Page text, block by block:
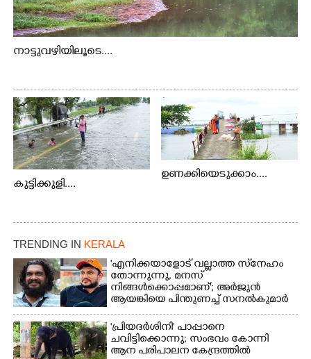
നാട്ടുവഴിയിലൂടെ....
കുട്ടിക്കുളി....
ഉണക്കിയെടുക്കാം....
TRENDING IN KERALA
'എനിക്കയാളോട് വല്ലാത്ത സ്‌നേഹം
തോന്നുന്നു, മനസ്
നിങ്ങൾക്കൊപ്പമാണ്'; അർജുൻ
ആയങ്കിയെ പിന്തുണച്ച് സനൽകുമാർ
'പ്രിയദർശിനി' പാപ്പാനെ
ചവിട്ടിക്കൊന്നു; സംഭവം കോന്നി
ആന പരിപാലന കേന്ദ്രത്തിൽ